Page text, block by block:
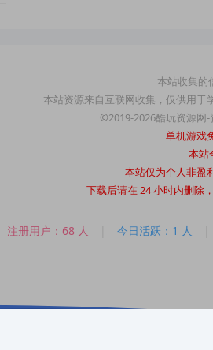
本站收集的
本站资源来自互联网收集，仅供用于
©2019-2026酷玩资源网
单机游戏
本站
本站仅为个人非盈
下载后请在 24 小时内删除
注册用户：68 人 今日活跃：1 人